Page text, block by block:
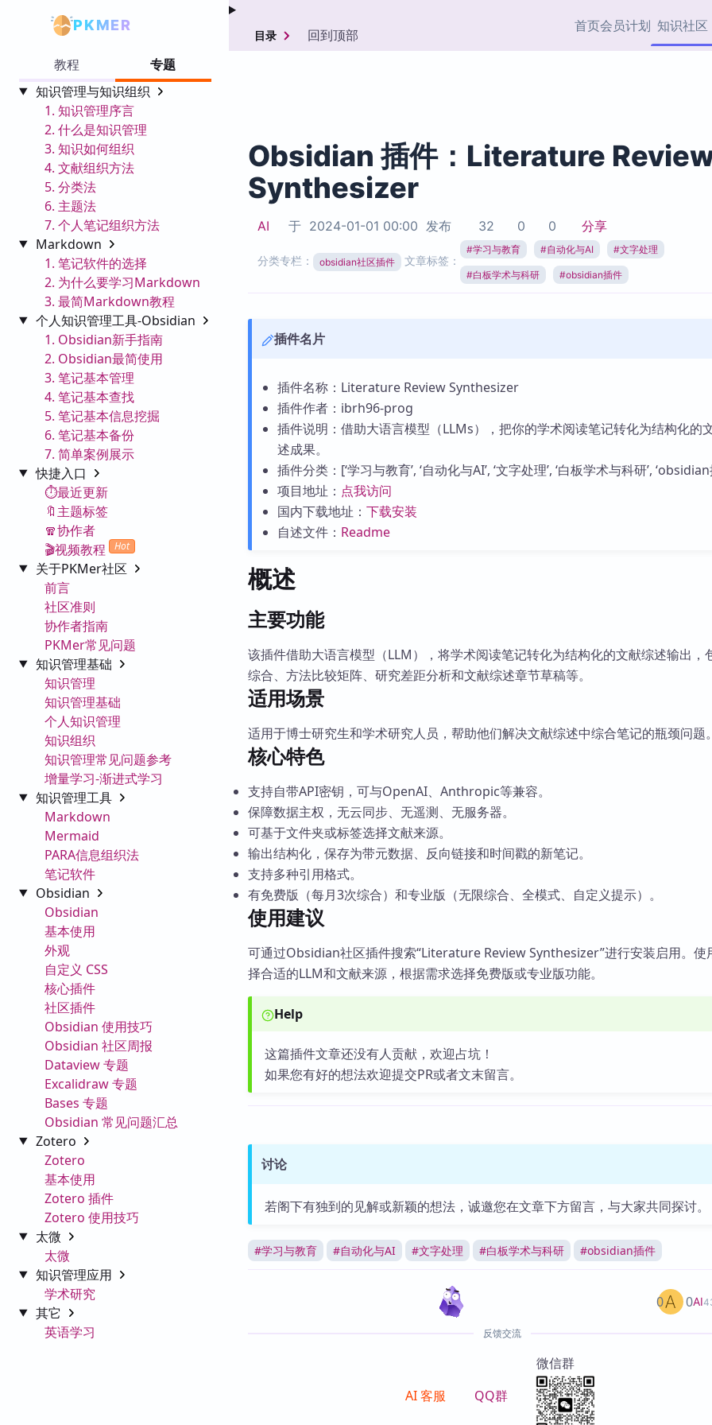
PKMER 首页会员计划 知识社区
协作者
Zotero 专题
Obsidian 专题
Obsidian 核心插件
Zotero 插件
Zotero 插件资源与加速
教程
专题
知识管理与知识组织
1. 知识管理序言
2. 什么是知识管理
3. 知识如何组织
4. 文献组织方法
5. 分类法
6. 主题法
7. 个人笔记组织方法
Markdown
1. 笔记软件的选择
2. 为什么要学习Markdown
3. 最简Markdown教程
个人知识管理工具-Obsidian
1. Obsidian新手指南
2. Obsidian最简使用
3. 笔记基本管理
4. 笔记基本查找
5. 笔记基本信息挖掘
6. 笔记基本备份
7. 简单案例展示
快捷入口
⏱️最近更新
🔖主题标签
🧣协作者
🎬视频教程
Hot
关于PKMer社区
前言
社区准则
协作者指南
PKMer常见问题
知识管理基础
知识管理
知识管理基础
个人知识管理
知识组织
知识管理常见问题参考
增量学习-渐进式学习
知识管理工具
Markdown
Mermaid
PARA信息组织法
笔记软件
Obsidian
Obsidian
基本使用
外观
自定义 CSS
核心插件
社区插件
Obsidian 使用技巧
Obsidian 社区周报
Dataview 专题
Excalidraw 专题
Bases 专题
Obsidian 常见问题汇总
Zotero
Zotero
基本使用
Zotero 插件
Zotero 使用技巧
太微
太微
知识管理应用
学术研究
其它
英语学习
目录 回到顶部
Obsidian 插件：Literature
Synthesizer
AI 于 2024-01-01 00:00 发布 32 0 0 分享
分类专栏： obsidian社区插件 文章标签：
#学习与教育 #自动化与AI #文字处理
#白板学术与科研 #obsidian插件
插件名片
插件名称：Literature Review Synthesizer
插件作者：ibrh96-prog
插件说明：借助大语言模型（LLMs），把你的学术阅读笔记转化为结构化的
述成果。
插件分类：[‘学习与教育’, ‘自动化与AI’, ‘文字处理’, ‘白板学术与科研’, ‘obsidian
项目地址： 点我访问
国内下载地址： 下载安装
自述文件： Readme
概述
主要功能
该插件借助大语言模型（LLM），将学术阅读笔记转化为结构化的文献综述输出，
综合、方法比较矩阵、研究差距分析和文献综述章节草稿等。
适用场景
适用于博士研究生和学术研究人员，帮助他们解决文献综述中综合笔记的瓶颈问题。
核心特色
支持自带API密钥，可与OpenAI、Anthropic等兼容。
保障数据主权，无云同步、无遥测、无服务器。
可基于文件夹或标签选择文献来源。
输出结构化，保存为带元数据、反向链接和时间戳的新笔记。
支持多种引用格式。
有免费版（每月3次综合）和专业版（无限综合、全模式、自定义提示）。
使用建议
可通过Obsidian社区插件搜索“Literature Review Synthesizer”进行安装启用。使
择合适的LLM和文献来源，根据需求选择免费版或专业版功能。
Help
这篇插件文章还没有人贡献，欢迎占坑！
如果您有好的想法欢迎提交PR或者文末留言。
讨论
若阁下有独到的见解或新颖的想法，诚邀您在文章下方留言，与大家共同探讨。
#学习与教育 #自动化与AI #文字处理 #白板学术与科研 #obsidian插件
AI
0 0
反馈交流
AI 客服 QQ群
微信群